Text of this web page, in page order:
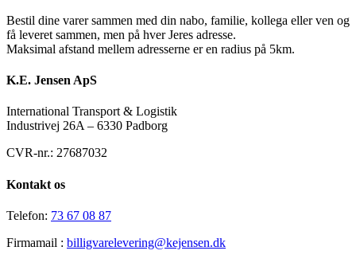
Bestil dine varer sammen med din nabo, familie, kollega eller ven og
få leveret sammen, men på hver Jeres adresse.
Maksimal afstand mellem adresserne er en radius på 5km.
K.E. Jensen ApS
International Transport & Logistik
Industrivej 26A – 6330 Padborg
CVR-nr.: 27687032
Kontakt os
Telefon: 73 67 08 87
Firmamail : billigvarelevering@kejensen.dk